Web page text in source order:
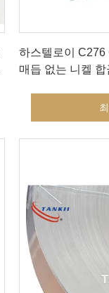
하스텔로이 C276
매듭 없는 니켈